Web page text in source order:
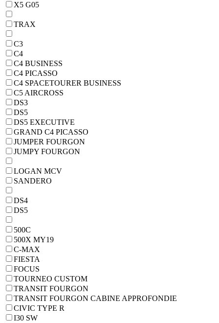
X5 G05
TRAX
C3
C4
C4 BUSINESS
C4 PICASSO
C4 SPACETOURER BUSINESS
C5 AIRCROSS
DS3
DS5
DS5 EXECUTIVE
GRAND C4 PICASSO
JUMPER FOURGON
JUMPY FOURGON
LOGAN MCV
SANDERO
DS4
DS5
500C
500X MY19
C-MAX
FIESTA
FOCUS
TOURNEO CUSTOM
TRANSIT FOURGON
TRANSIT FOURGON CABINE APPROFONDIE
CIVIC TYPE R
I30 SW